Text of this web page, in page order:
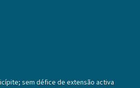
sem défice de extensão activa